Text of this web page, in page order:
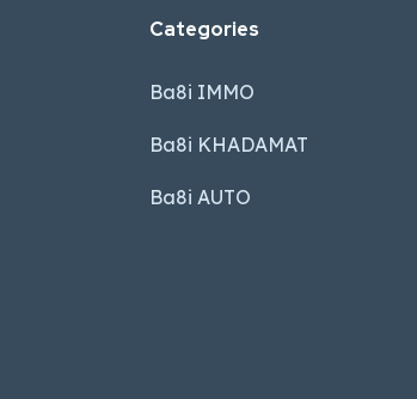
Categories
Ba8i IMMO
Ba8i KHADAMAT
Ba8i AUTO